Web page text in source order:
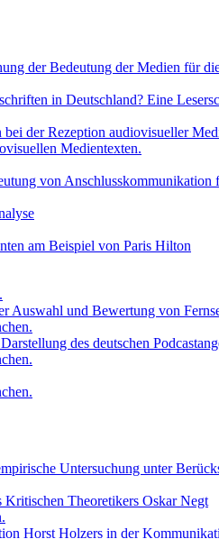
der Bedeutung der Medien für
in Deutschland? Eine
bei der Rezeption audiovisueller
Medientexten.
von Anschlusskommunikation
am Beispiel von Paris Hilton
Auswahl und Bewertung von
des deutschen
Untersuchung unter
Kritischen Theoretikers Oskar Negt
Horst Holzers in der